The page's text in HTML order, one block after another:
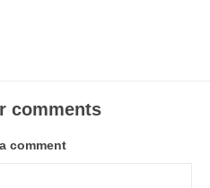
comments
comment